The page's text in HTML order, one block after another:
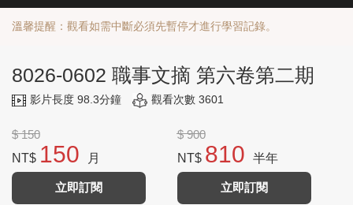
溫馨提醒：觀看如需中斷必須先暫停才進行學習記錄。
8026-0602 職事文摘 第六卷第二期
影片長度 98.3分鐘 觀看次數 3601
$ 150
NT$ 150 月
立即訂閱
$ 900
NT$ 810 半年
立即訂閱